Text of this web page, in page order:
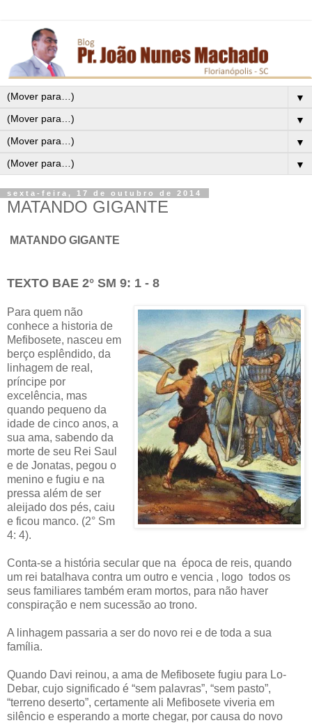
▼
▼
▼
▼
sexta-feira, 17 de outubro de 2014
MATANDO GIGANTE
MATANDO GIGANTE
TEXTO BAE 2° SM 9: 1 - 8
Para quem não
conhece a historia de
Mefibosete, nasceu em
berço esplêndido, da
linhagem de real,
príncipe por
excelência, mas
quando pequeno da
idade de cinco anos, a
sua ama, sabendo da
morte de seu Rei Saul
e de Jonatas, pegou o
menino e fugiu e na
pressa além de ser
aleijado dos pés, caiu
e ficou manco. (2° Sm
4: 4).
Conta-se a história secular que na época de reis, quando
um rei batalhava contra um outro e vencia , logo todos os
seus familiares também eram mortos, para não haver
conspiração e nem sucessão ao trono.
A linhagem passaria a ser do novo rei e de toda a sua
família.
Quando Davi reinou, a ama de Mefibosete fugiu para Lo-
Debar, cujo significado é “sem palavras”, “sem pasto”,
“terreno deserto”, certamente ali Mefibosete viveria em
silêncio e esperando a morte chegar, por causa do novo